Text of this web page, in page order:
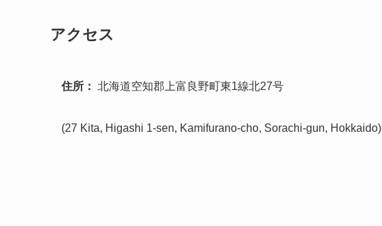
アクセス
住所： 北海道空知郡上富良野町東1線北27号
(27 Kita, Higashi 1-sen, Kamifurano-cho, Sorachi-gun, Hokkaido)